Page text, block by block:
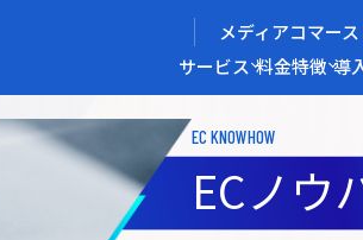
メディアコマー
サービス 料金特徴 導
メディアコマースを実現する
メディアコマースとは 選ばれる理由導入企業イ
お役立ち資料
EC KNOWHOW
ECノウ